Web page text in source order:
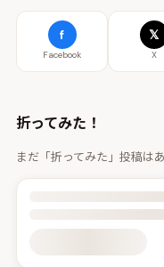
f
Facebook
𝕏
X
折ってみた！
まだ「折ってみた」投稿は
投稿詳細を読み込んでい